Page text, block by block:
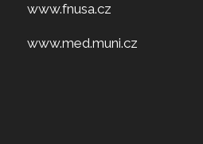
www.fnusa.cz
www.med.muni.cz